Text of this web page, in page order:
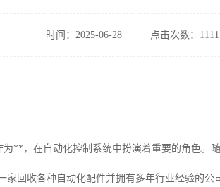
时间：2025-06-28 点击次数：1111
**，在自动化控制系统中扮演着重要的角色。
回收各种自动化配件并拥有多年行业经验的公